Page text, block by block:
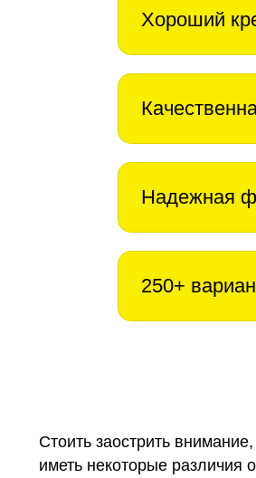
Хороший
Надежная
250+
Стоить заострить
иметь некоторые различия